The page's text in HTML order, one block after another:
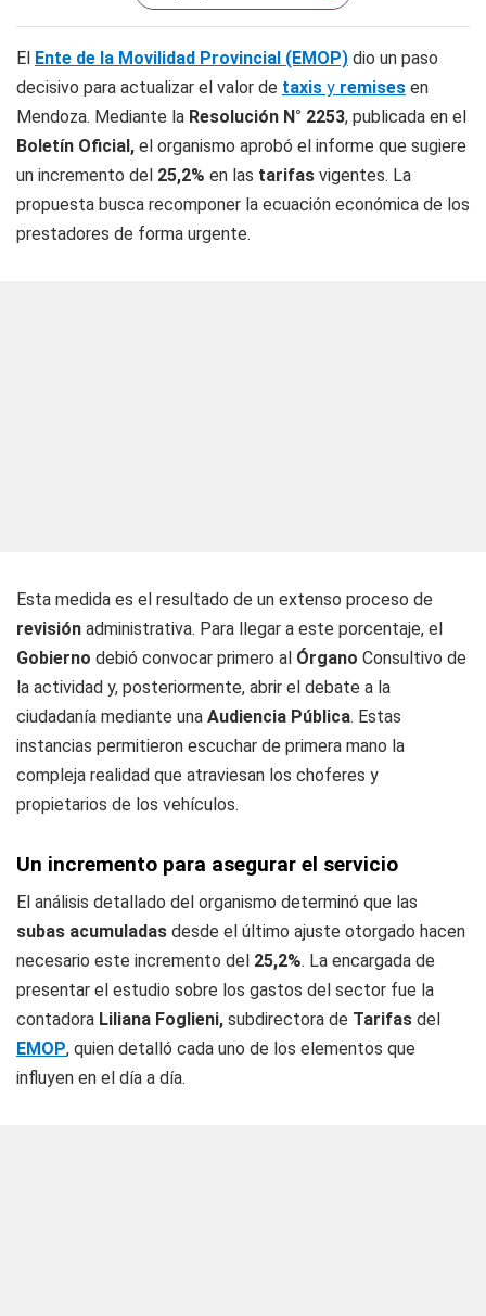
El Ente de la Movilidad Provincial (EMOP) dio un paso
decisivo para actualizar el valor de taxis y remises en
Mendoza. Mediante la Resolución N° 2253, publicada en el
Boletín Oficial, el organismo aprobó el informe que sugiere
un incremento del 25,2% en las tarifas vigentes. La
propuesta busca recomponer la ecuación económica de los
prestadores de forma urgente.
Esta medida es el resultado de un extenso proceso de
revisión administrativa. Para llegar a este porcentaje, el
Gobierno debió convocar primero al Órgano Consultivo de
la actividad y, posteriormente, abrir el debate a la
ciudadanía mediante una Audiencia Pública. Estas
instancias permitieron escuchar de primera mano la
compleja realidad que atraviesan los choferes y
propietarios de los vehículos.
Un incremento para asegurar el servicio
El análisis detallado del organismo determinó que las
subas acumuladas desde el último ajuste otorgado hacen
necesario este incremento del 25,2%. La encargada de
presentar el estudio sobre los gastos del sector fue la
contadora Liliana Foglieni, subdirectora de Tarifas del
EMOP, quien detalló cada uno de los elementos que
influyen en el día a día.